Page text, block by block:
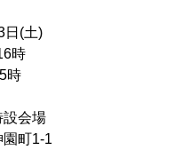
日(土)
時
会場
町1-1